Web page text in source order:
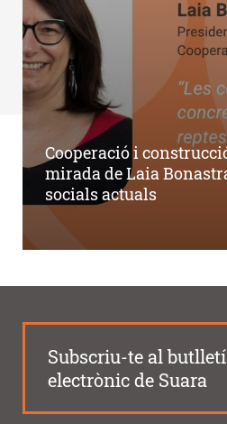
Cooperació i
mirada de Laia
socials actuals
Subscriu-te al butlletí
electrònic de Suara